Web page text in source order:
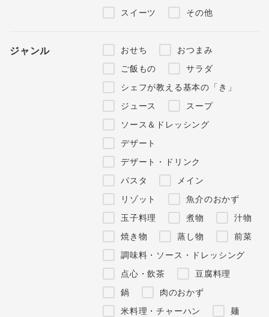
スイーツ
その他
ジャンル おせち
おつまみ
ご飯もの
サラダ
シェフが教える基本の「き」
ジュース
スープ
ソース＆ドレッシング
デザート
デザート・ドリンク
パスタ
メイン
リゾット
魚介のおかず
玉子料理
煮物
汁物
焼き物
蒸し物
前菜
調味料・ソース・ドレッシング
点心・飲茶
豆腐料理
鍋
肉のおかず
米料理・チャーハン
麺